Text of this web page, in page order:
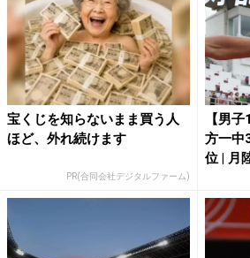
宝くじを知らないまま買う人
ほど、外れ続けます
PR(合同会社デジタルファーム)
【男
方一中
位 | 月